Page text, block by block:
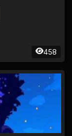
458